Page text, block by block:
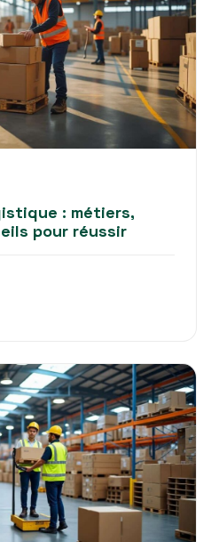
: métiers,
pour réussir